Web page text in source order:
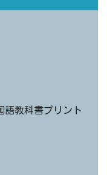
教科書プリント